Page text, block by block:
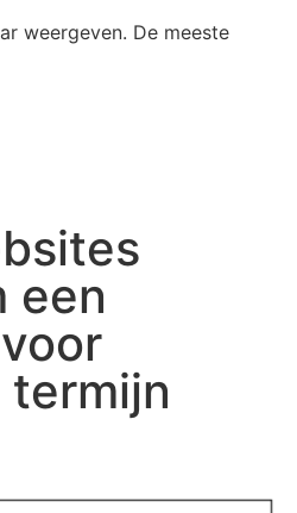
weergeven. De meeste
een